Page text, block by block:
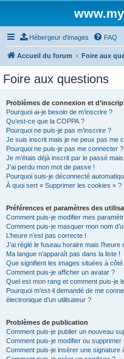
Hébergeur d'images FAQ
Accueil du forum Foire aux
Foire aux questions
Problèmes de connexion et
Pourquoi ai-je besoin de m’inscrire ?
Qu’est-ce que la COPPA ?
Pourquoi ne puis-je pas m’inscrire ?
Je suis inscrit mais je ne peux pas me
Pourquoi ne puis-je pas me connecter ?
Je m’étais déjà inscrit par le passé
J’ai perdu mon mot de passe !
Pourquoi suis-je déconnecté
À quoi sert « Supprimer les cookies » ?
Préférences et paramètres des
Comment puis-je modifier mes
Comment puis-je masquer mon nom
L’heure n’est pas correcte !
J’ai réglé le fuseau horaire mais
Ma langue n’apparaît pas dans la liste !
Que signifient les images situées à côté
Comment puis-je afficher un avatar ?
Quel est mon rang et comment puis-je
Pourquoi m’est-il demandé de me
électronique d’un utilisateur ?
Problèmes de publication
Comment puis-je publier un nouveau
Comment puis-je modifier ou supprimer
Comment puis-je insérer une signature